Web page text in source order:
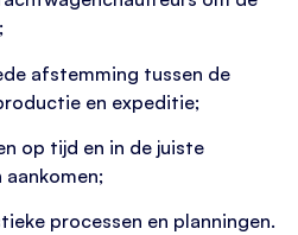
afstemming tussen de
en expeditie;
op tijd en in de juiste
processen en planningen.